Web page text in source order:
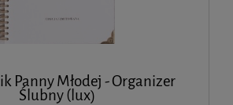
Panny Młodej - Organizer
Ślubny (lux)